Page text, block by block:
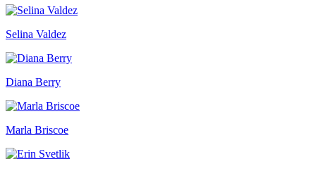
Selina Valdez
Diana Berry
Marla Briscoe